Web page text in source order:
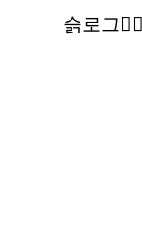
슭로그
슭로그